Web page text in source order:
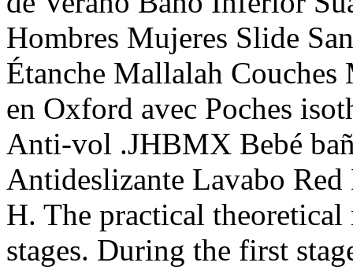
Hombres Mujeres Slide
Étanche Mallalah
en Oxford avec Poches
Anti-vol .JHBMX Bebé
Antideslizante Lavabo
H. The practical
stages. During the first